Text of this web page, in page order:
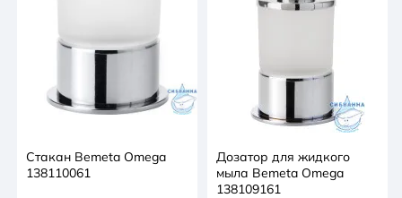
Стакан Bemeta Omega
138110061
Дозатор для жидкого
мыла Bemeta Omega
138109161